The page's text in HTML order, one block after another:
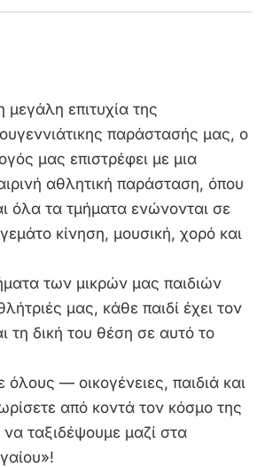
μεγάλη επιτυχία της
παράστασής μας, ο
μας επιστρέφει με μια
αθλητική παράσταση, όπου
όλα τα τμήματα ενώνονται σε
κίνηση, μουσική, χορό και
των μικρών μας παιδιών
μας, κάθε παιδί έχει τον
τη δική του θέση σε αυτό το
όλους — οικογένειες, παιδιά και
από κοντά τον κόσμο της
να ταξιδέψουμε μαζί στα